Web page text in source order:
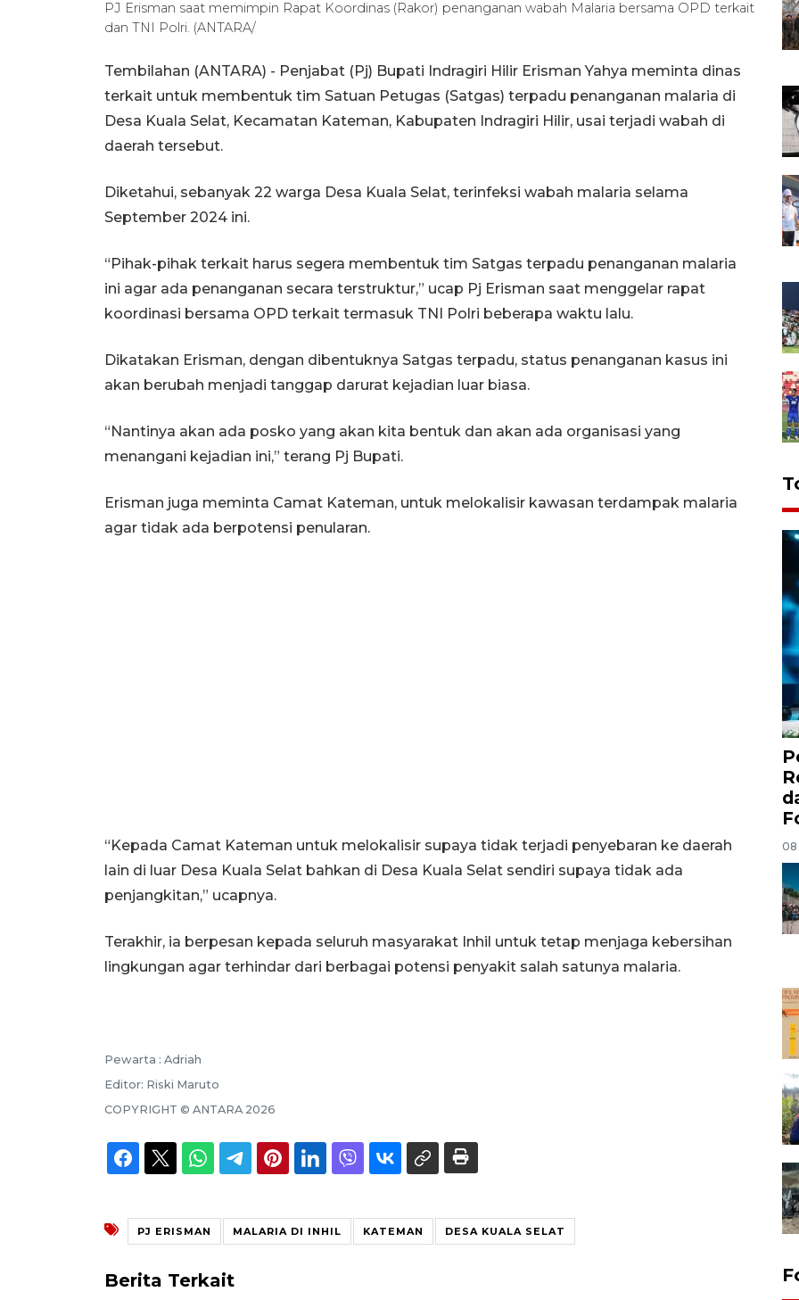
PJ Erisman saat memimpin Rapat Koordinas (Rakor) penanganan wabah Malaria bersama OPD terkait
dan TNI Polri. (ANTARA/
Tembilahan (ANTARA) - Penjabat (Pj) Bupati Indragiri Hilir Erisman Yahya meminta dinas
terkait untuk membentuk tim Satuan Petugas (Satgas) terpadu penanganan malaria di
Desa Kuala Selat, Kecamatan Kateman, Kabupaten Indragiri Hilir, usai terjadi wabah di
daerah tersebut.
Diketahui, sebanyak 22 warga Desa Kuala Selat, terinfeksi wabah malaria selama
September 2024 ini.
“Pihak-pihak terkait harus segera membentuk tim Satgas terpadu penanganan malaria
ini agar ada penanganan secara terstruktur,” ucap Pj Erisman saat menggelar rapat
koordinasi bersama OPD terkait termasuk TNI Polri beberapa waktu lalu.
Dikatakan Erisman, dengan dibentuknya Satgas terpadu, status penanganan kasus ini
akan berubah menjadi tanggap darurat kejadian luar biasa.
“Nantinya akan ada posko yang akan kita bentuk dan akan ada organisasi yang
menangani kejadian ini,” terang Pj Bupati.
Erisman juga meminta Camat Kateman, untuk melokalisir kawasan terdampak malaria
agar tidak ada berpotensi penularan.
“Kepada Camat Kateman untuk melokalisir supaya tidak terjadi penyebaran ke daerah
lain di luar Desa Kuala Selat bahkan di Desa Kuala Selat sendiri supaya tidak ada
penjangkitan,” ucapnya.
Terakhir, ia berpesan kepada seluruh masyarakat Inhil untuk tetap menjaga kebersihan
lingkungan agar terhindar dari berbagai potensi penyakit salah satunya malaria.
Pewarta : Adriah
Editor: Riski Maruto
COPYRIGHT © ANTARA 2026
PJ ERISMAN MALARIA DI INHIL KATEMAN DESA KUALA SELAT
Berita Terkait
08